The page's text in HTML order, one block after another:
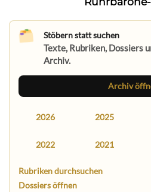
Stöbern statt suchen
Texte, Rubriken, Dossiers
Archiv.
Archiv
2026 2025
2022 2021
Rubriken durchsuchen
Dossiers öffnen